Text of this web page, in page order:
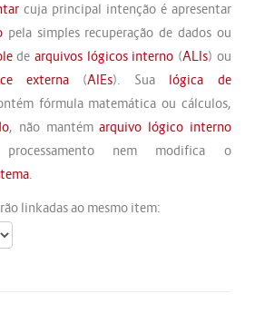
cuja principal intenção é apresentar
pela simples recuperação de dados ou
de arquivos lógicos interno (ALIs) ou
externa(AIEs). Sua lógica de
fórmula matemática ou cálculos,
, não mantémarquivo lógico interno
nem modifica o
.
linkadas ao mesmo item: